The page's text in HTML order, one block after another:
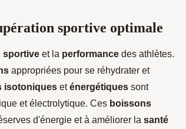
sportive optimale
sportive et la performance des athlètes.
appropriées pour se réhydrater et
isotoniques eténergétiques sont
et électrolytique. Ces boissons
d'énergie et à améliorer la santé